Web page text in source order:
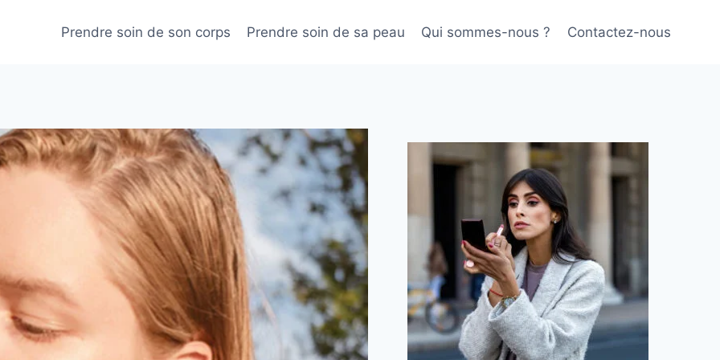
Prendre soin de son corps Prendre soin de sa peau Qui sommes-nous ? Contactez-nous